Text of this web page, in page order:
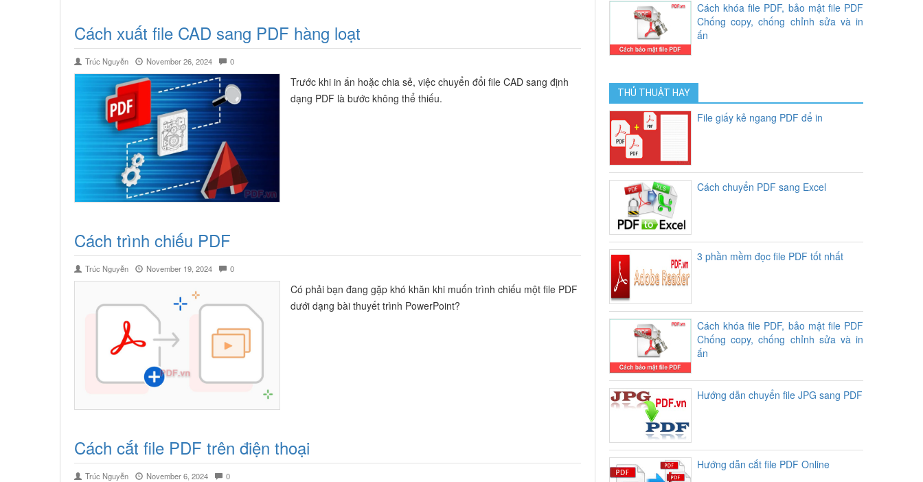
Cách xuất file CAD sang PDF hàng loạt
Trúc Nguyễn November 26, 2024 0
Trước khi in ấn hoặc chia sẻ, việc chuyển đổi file CAD sang định
dạng PDF là bước không thể thiếu.
Cách trình chiếu PDF
Trúc Nguyễn November 19, 2024 0
Có phải bạn đang gặp khó khăn khi muốn trình chiếu một file PDF
dưới dạng bài thuyết trình PowerPoint?
Cách cắt file PDF trên điện thoại
Trúc Nguyễn November 6, 2024 0
Cách khóa file PDF, bảo mật file PDF
Chống copy, chống chỉnh sửa và in
ấn
THỦ THUẬT HAY
File giấy kẻ ngang PDF để in
Cách chuyển PDF sang Excel
3 phần mềm đọc file PDF tốt nhất
Cách khóa file PDF, bảo mật file PDF
Chống copy, chống chỉnh sửa và in
ấn
Hướng dẫn chuyển file JPG sang PDF
Hướng dẫn cắt file PDF Online